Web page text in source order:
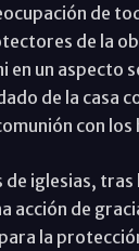
de
de la
un aspecto
de la casa
con
iglesias,
acción de
la